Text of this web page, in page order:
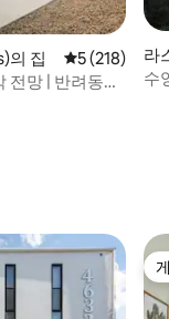
의 집 평점 5점(5점
5 (218)
전망 | 반려동물
라
집
수